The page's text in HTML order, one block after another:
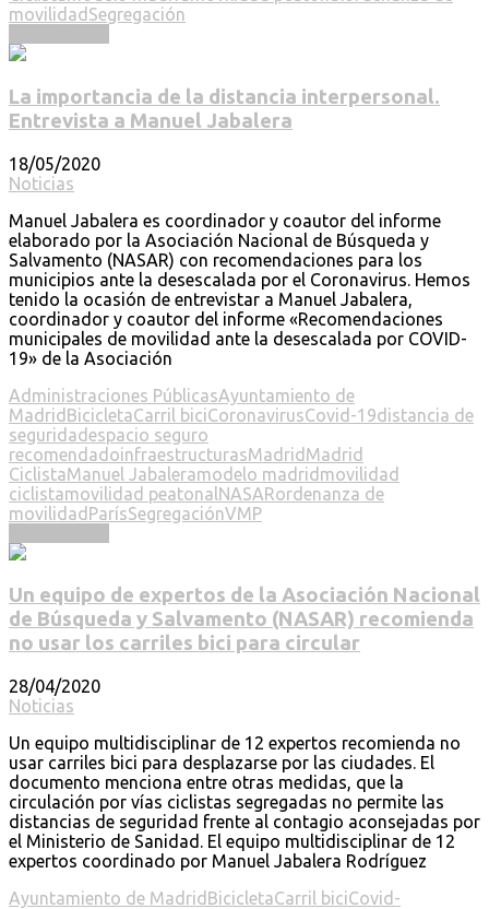
movilidad Segregación
La importancia de la distancia interpersonal.
Entrevista a Manuel Jabalera
18/05/2020
Noticias
Manuel Jabalera es coordinador y coautor del informe
elaborado por la Asociación Nacional de Búsqueda y
Salvamento (NASAR) con recomendaciones para los
municipios ante la desescalada por el Coronavirus. Hemos
tenido la ocasión de entrevistar a Manuel Jabalera,
coordinador y coautor del informe «Recomendaciones
municipales de movilidad ante la desescalada por COVID-
19» de la Asociación
Administraciones PúblicasAyuntamiento de
Madrid BicicletaCarril biciCoronavirusCovid-19distancia de
seguridadespacio seguro
recomendadoinfraestructurasMadrid Madrid
CiclistaManuel Jabaleramodelo madrid movilidad
ciclistamovilidad peatonal NASARordenanza de
movilidad ParísSegregaciónVMP
Un equipo de expertos de la Asociación Nacional
de Búsqueda y Salvamento (NASAR) recomienda
no usar los carriles bici para circular
28/04/2020
Noticias
Un equipo multidisciplinar de 12 expertos recomienda no
usar carriles bici para desplazarse por las ciudades. El
documento menciona entre otras medidas, que la
circulación por vías ciclistas segregadas no permite las
distancias de seguridad frente al contagio aconsejadas por
el Ministerio de Sanidad. El equipo multidisciplinar de 12
expertos coordinado por Manuel Jabalera Rodríguez
Ayuntamiento de Madrid BicicletaCarril biciCovid-